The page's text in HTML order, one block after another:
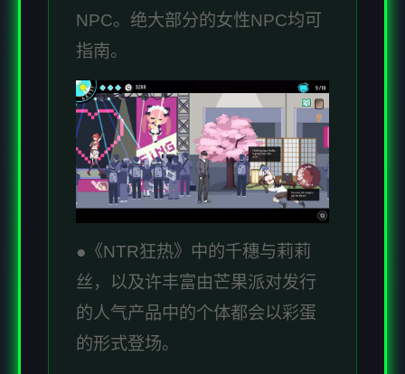
NPC。绝大部分的女性NPC均可
指南。
●《NTR狂热》中的千穗与莉莉
丝，以及许丰富由芒果派对发行
的人气产品中的个体都会以彩蛋
的形式登场。